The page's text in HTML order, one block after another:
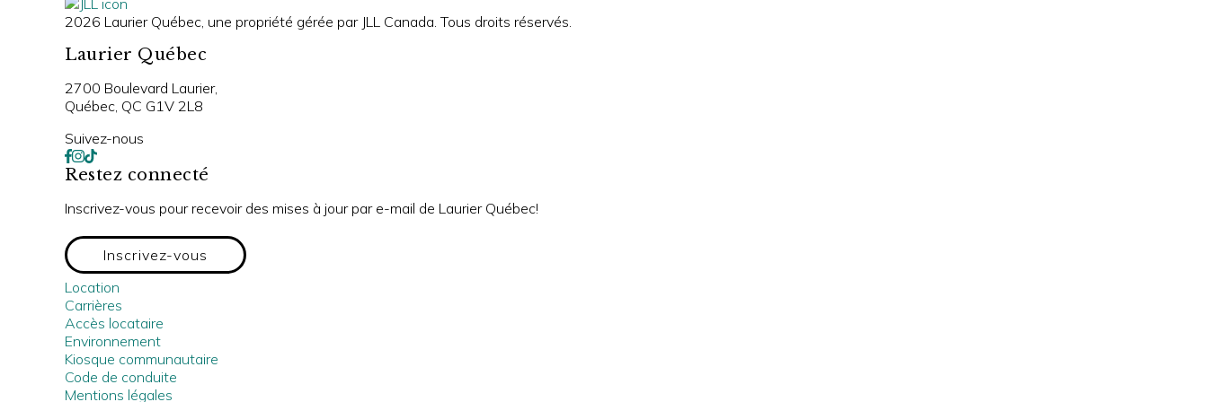
2026 Laurier Québec, une propriété gérée par JLL Canada. Tous droits réservés.
Laurier Québec
2700 Boulevard Laurier,
Québec, QC G1V 2L8
Suivez-nous
Restez connecté
Inscrivez-vous pour recevoir des mises à jour par e-mail de Laurier Québec!
Inscrivez-vous
Location
Carrières
Accès locataire
Environnement
Kiosque communautaire
Code de conduite
Mentions légales